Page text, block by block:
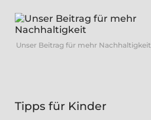
Unser Beitrag für mehr Nachhaltigkeit
Tipps für Kinder